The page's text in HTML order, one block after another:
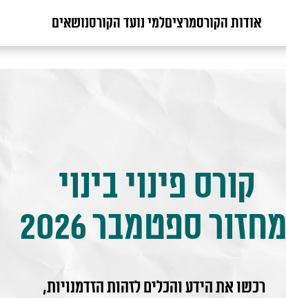
אודות הקורסמרציםלמי נועד הקורסנושאים
קורס פינוי בינוי
מחזור ספטמבר 2026
רכשו את הידע והכלים לזהות הזדמנויות,